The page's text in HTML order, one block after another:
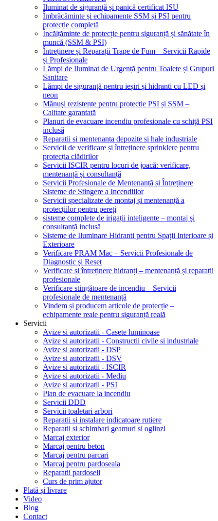
Iluminat de siguranță și panică certificat ISU
Îmbrăcăminte și echipamente SSM și PSI pentru
protecție completă
Încălțăminte de protecție pentru siguranță și sănătate în
muncă (SSM & PSI)
Întreținere și Reparații Trape de Fum – Servicii Rapide
și Profesionale
Lămpi de Iluminat de Urgență pentru Toalete și Grupuri
Sanitare
Lămpi de siguranță pentru ieșiri și hidranti cu LED și
neon
Mănuși rezistente pentru protecție PSI și SSM –
Calitate garantată
Planuri de evacuare incendiu profesionale cu schiță PSI
inclusă
Reparatii si mentenanta depozite si hale industriale
Servicii de verificare și întreținere sprinklere pentru
protecția clădirilor
Servicii ISCIR pentru locuri de joacă: verificare,
mentenanță și consultanță
Servicii Profesionale de Mentenanță și Întreținere
Sisteme de Stingere a Incendiilor
Servicii specializate de montaj și mentenanță a
protecțiilor pentru pereți
sisteme complete de irigații inteligente – montaj și
consultanță inclusă
Sisteme de Iluminare Hidranti pentru Spații Interioare și
Exterioare
Verificare PRAM Mac – Servicii Profesionale de
Diagnostic și Reset
Verificare și întreținere hidranți – mentenanță și reparații
profesionale
Verificare stingătoare de incendiu – Servicii
profesionale de mentenanță
Vindem și producem articole de protecție –
echipamente reale pentru siguranță reală
Servicii
Avize si autorizatii - Casete luminoase
Avize si autorizatii - Constructii civile si industriale
Avize si autorizatii - DSP
Avize si autorizatii - DSV
Avize si autorizatii - ISCIR
Avize si autorizatii - Mediu
Avize si autorizatii - PSI
Plan de evacuare la incendiu
Servicii DDD
Servicii toaletari arbori
Reparatii si instalare indicatoare rutiere
Reparatii si schimbari geamuri si oglinzi
Marcaj exterior
Marcaj pentru beton
Marcaj pentru parcari
Marcaj pentru pardoseala
Reparatii pardoseli
Curs de prim ajutor
Plată și livrare
Video
Blog
Contact